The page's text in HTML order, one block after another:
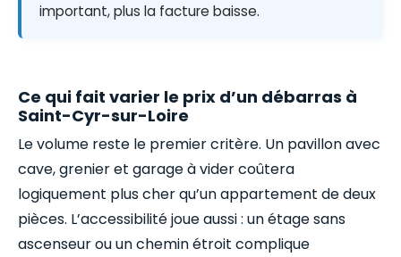
important, plus la facture baisse.
Ce qui fait varier le prix d’un débarras à
Saint-Cyr-sur-Loire
Le volume reste le premier critère. Un pavillon avec
cave, grenier et garage à vider coûtera
logiquement plus cher qu’un appartement de deux
pièces. L’accessibilité joue aussi : un étage sans
ascenseur ou un chemin étroit complique